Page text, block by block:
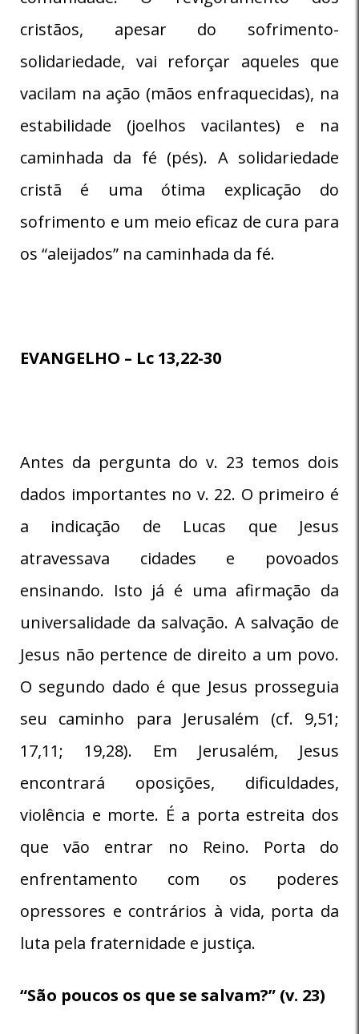
cristãos, apesar do sofrimento-
solidariedade, vai reforçar aqueles que
vacilam na ação (mãos enfraquecidas), na
estabilidade (joelhos vacilantes) e na
caminhada da fé (pés). A solidariedade
cristã é uma ótima explicação do
sofrimento e um meio eficaz de cura para
os “aleijados” na caminhada da fé.
EVANGELHO – Lc 13,22-30
Antes da pergunta do v. 23 temos dois
dados importantes no v. 22. O primeiro é
a indicação de Lucas que Jesus
atravessava cidades e povoados
ensinando. Isto já é uma afirmação da
universalidade da salvação. A salvação de
Jesus não pertence de direito a um povo.
O segundo dado é que Jesus prosseguia
seu caminho para Jerusalém (cf. 9,51;
17,11; 19,28). Em Jerusalém, Jesus
encontrará oposições, dificuldades,
violência e morte. É a porta estreita dos
que vão entrar no Reino. Porta do
enfrentamento com os poderes
opressores e contrários à vida, porta da
luta pela fraternidade e justiça.
“São poucos os que se salvam?” (v. 23)